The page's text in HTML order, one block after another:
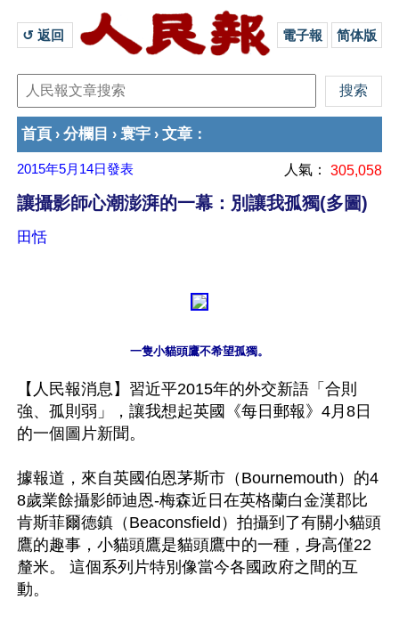
↺ 返回 電子報 简体版
首頁 › 分欄目 › 寰宇 › 文章 ：
2015年5月14日發表 人氣： 305,058
讓攝影師心潮澎湃的一幕：別讓我孤獨(多圖)
田恬
一隻小貓頭鷹不希望孤獨。
【人民報消息】習近平2015年的外交新語「合則
強、孤則弱」，讓我想起英國《每日郵報》4月8日
的一個圖片新聞。
據報道，來自英國伯恩茅斯市（Bournemouth）的4
8歲業餘攝影師迪恩-梅森近日在英格蘭白金漢郡比
肯斯菲爾德鎮（Beaconsfield）拍攝到了有關小貓頭
鷹的趣事，小貓頭鷹是貓頭鷹中的一種，身高僅22
釐米。 這個系列片特別像當今各國政府之間的互
動。